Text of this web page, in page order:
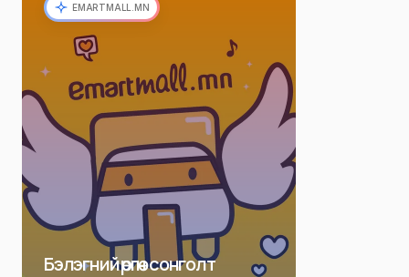
EMARTMALL.MN
Бэлэгний өргөн сонголт